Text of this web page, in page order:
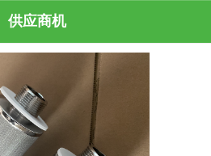
供应商机